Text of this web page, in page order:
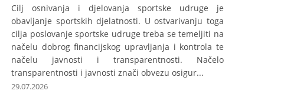
Cilj osnivanja i djelovanja sportske udruge je
obavljanje sportskih djelatnosti. U ostvarivanju toga
cilja poslovanje sportske udruge treba se temeljiti na
načelu dobrog financijskog upravljanja i kontrola te
načelu javnosti i transparentnosti. Načelo
transparentnosti i javnosti znači obvezu osigur...
29.07.2026